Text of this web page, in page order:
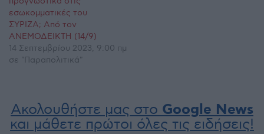
εσωκομματικές του
ΣΥΡΙΖΑ; Από τον
ΑΝΕΜΟΔΕΙΚΤΗ (14/9)
14 Σεπτεμβρίου 2023, 9:00 πμ
σε "Παραπολιτικά"
Ακολουθήστε μας στο Google News
και μάθετε πρώτοι όλες τις ειδήσεις!